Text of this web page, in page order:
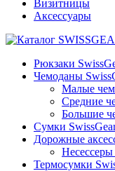
Визитницы
Аксессуары
Рюкзаки
Чемоданы
Малые
Средние
Большие
Сумки
Дорожные
Несессеры
Термосумки